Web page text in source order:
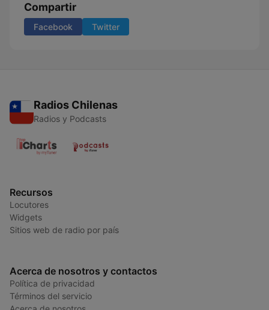
Compartir
Facebook Twitter
Radios Chilenas
Radios y Podcasts
Recursos
Locutores
Widgets
Sitios web de radio por país
Acerca de nosotros y contactos
Política de privacidad
Términos del servicio